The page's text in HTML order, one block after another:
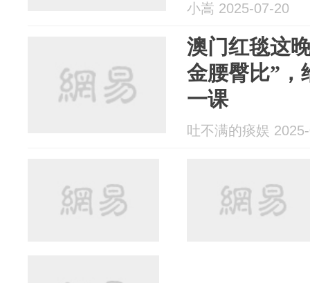
小嵩 2025-07-20
澳门红毯这
金腰臀比”，
一课
吐不满的痰娱